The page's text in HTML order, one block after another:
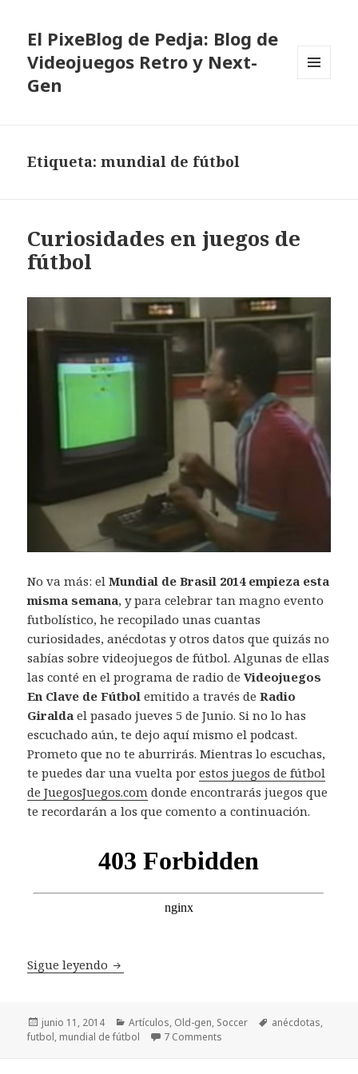
El PixeBlog de Pedja: Blog de
Videojuegos Retro y Next-
Gen
Etiqueta:mundial de fútbol
Curiosidades en juegos de
fútbol
No va más: elMundial de Brasil 2014 empieza esta
misma semana, y para celebrar tan magno evento
futbolístico, he recopilado unas cuantas
curiosidades, anécdotas y otros datos que quizás no
sabías sobre videojuegos de fútbol. Algunas de ellas
las conté en el programa de radio deVideojuegos
En Clave de Fútbol emitido a través deRadio
Giralda el pasado jueves 5 de Junio. Si no lo has
escuchado aún, te dejo aquí mismo el podcast.
Prometo que no te aburrirás. Mientras lo escuchas,
te puedes dar una vuelta porestos juegos de fútbol
de JuegosJuegos.com donde encontrarás juegos que
te recordarán a los que comento a continuación.
Sigue leyendo Curiosidades en juegos de fútbol
Publicado
el
junio 11, 2014 Categorías
Artículos, Old-gen, Soccer Etiquetas
anécdotas,
futbol, mundial de fútbol 7 Comments